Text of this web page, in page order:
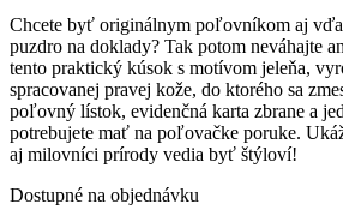
Chcete byť originálnym poľovníkom aj
puzdro na doklady? Tak potom neváhajte
tento praktický kúsok s motívom jeleňa,
spracovanej pravej kože, do ktorého sa
poľovný lístok, evidenčná karta zbrane a
potrebujete mať na poľovačke poruke.
aj milovníci prírody vedia byť štýloví!
Dostupné na objednávku